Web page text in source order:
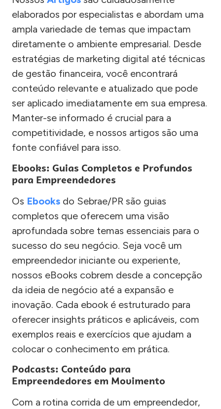
elaborados por especialistas e abordam uma
ampla variedade de temas que impactam
diretamente o ambiente empresarial. Desde
estratégias de marketing digital até técnicas
de gestão financeira, você encontrará
conteúdo relevante e atualizado que pode
ser aplicado imediatamente em sua empresa.
Manter-se informado é crucial para a
competitividade, e nossos artigos são uma
fonte confiável para isso.
Ebooks: Guias Completos e Profundos
para Empreendedores
Os Ebooks do Sebrae/PR são guias
completos que oferecem uma visão
aprofundada sobre temas essenciais para o
sucesso do seu negócio. Seja você um
empreendedor iniciante ou experiente,
nossos eBooks cobrem desde a concepção
da ideia de negócio até a expansão e
inovação. Cada ebook é estruturado para
oferecer insights práticos e aplicáveis, com
exemplos reais e exercícios que ajudam a
colocar o conhecimento em prática.
Podcasts: Conteúdo para
Empreendedores em Movimento
Com a rotina corrida de um empreendedor,